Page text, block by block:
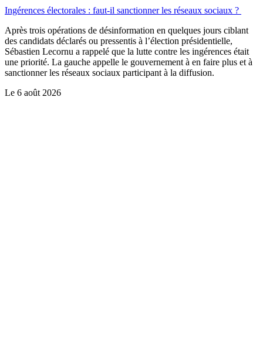
Ingérences électorales : faut-il sanctionner les réseaux sociaux ?
Après trois opérations de désinformation en quelques jours ciblant
des candidats déclarés ou pressentis à l’élection présidentielle,
Sébastien Lecornu a rappelé que la lutte contre les ingérences était
une priorité. La gauche appelle le gouvernement à en faire plus et à
sanctionner les réseaux sociaux participant à la diffusion.
Le 6 août 2026